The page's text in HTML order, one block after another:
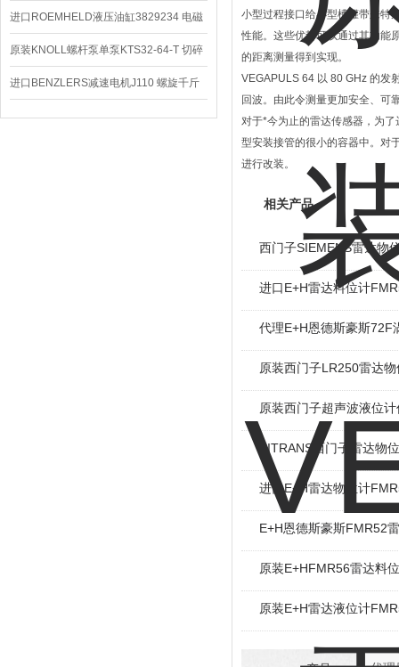
编码器
进口ROEMHELD液压油缸3829234 电磁
阀定位器
原装KNOLL螺杆泵单泵KTS32-64-T 切碎
排屑机
进口BENZLERS减速电机J110 螺旋千斤
顶BD-58
小型过程接口给小型槽罐带来特
性能。这些优势可以通过其功能
的距离测量得到实现。
VEGAPULS 64 以 80 GHz 的发
回波。由此令测量更加安全、可
对于*今为止的雷达传感器，为
型安装接管的很小的容器中。对
进行改装。
相关产品
西门子SIEMENS雷达物
进口E+H雷达料位计
代理E+H恩德斯豪斯72F
原装西门子LR250雷达
原装西门子超声波液位
SITRANS西门子雷达物
进口E+H雷达物位计
E+H恩德斯豪斯FMR52
原装E+HFMR56雷达料
原装E+H雷达液位计